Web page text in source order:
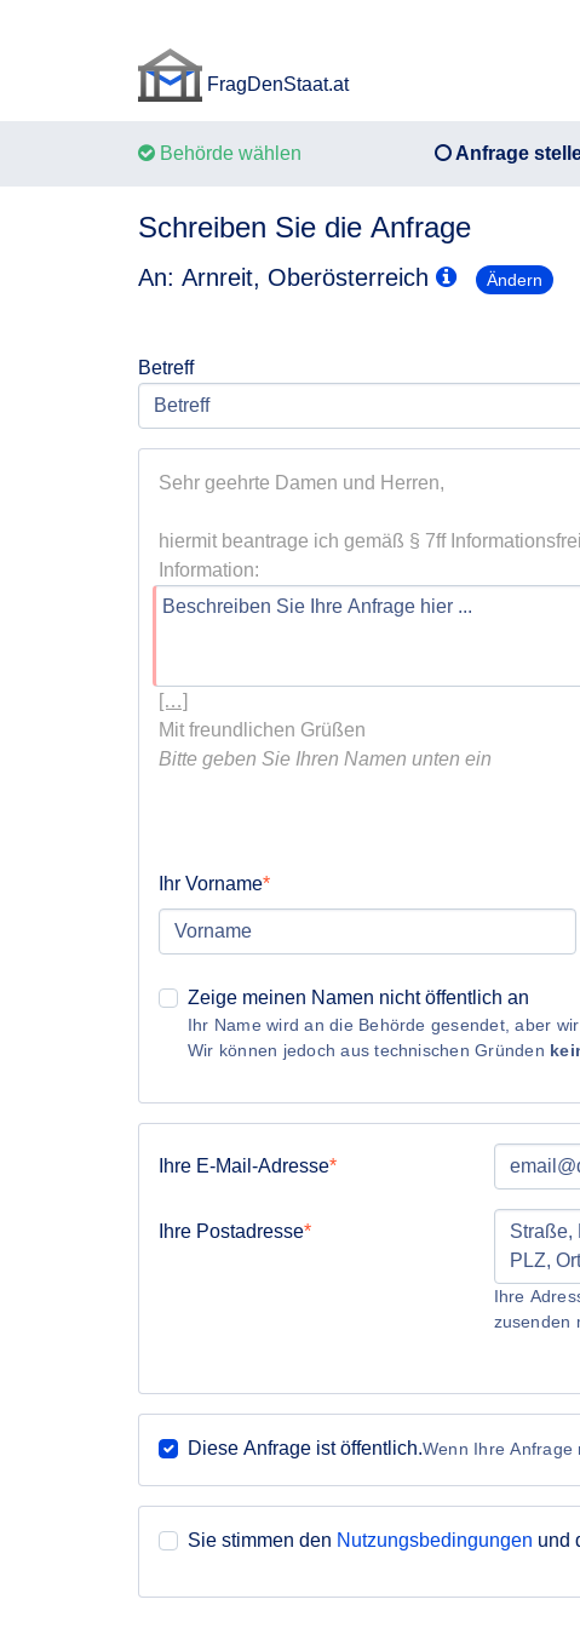
FragDenStaat.at
Behörde wählen Anfrage
Schreiben Sie die Anfrage
An: Arnreit, Oberösterreich Ändern
Betreff
Sehr geehrte Damen und Herren,
hiermit beantrage ich gemäß § 7ff
[…]
Bitte geben Sie Ihren Namen unten ein
Ihr Vorname
Zeige meinen Namen nicht öffentlich an
Ihr Name wird an die Behörde gesendet, aber
Wir können jedoch aus technischen Gründen
Ihre E-Mail-Adresse
Ihre Postadresse
Ihre
zusenden
Diese Anfrage ist öffentlich.Wenn Ihre Anfrage
Sie stimmen den Nutzungsbedingungen und